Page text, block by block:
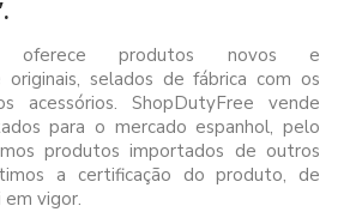
oferece produtos novos e
originais, selados de fábrica com os
acessórios. ShopDutyFree vende
para o mercado espanhol, pelo
produtos importados de outros
a certificação do produto, de
em vigor.